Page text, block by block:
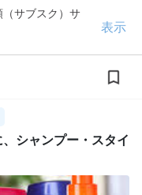
サブスク）サ
表示
シャンプー・スタイ